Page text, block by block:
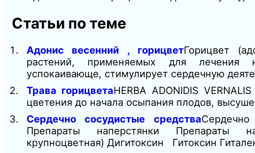
Статьи по теме
Адонис весенний , горицветГорицвет
растений, применяемых для лечения
успокаивающе, стимулирует сердечную
Трава горицветаHERBA ADONIDIS
цветения до начала осыпания плодов,
Сердечно сосудистые средства
Препараты наперстянки Препараты
крупноцветная) Дигитоксин Гитоксин